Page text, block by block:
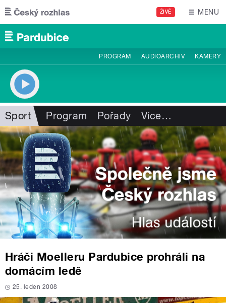
Přejít k hlavnímu obsahu
ŽIVĚ MENU
PROGRAM AUDIOARCHIV KAMERY
Sport Program Pořady Více…
Hráči Moelleru Pardubice prohráli na
domácím ledě
25. leden 2008